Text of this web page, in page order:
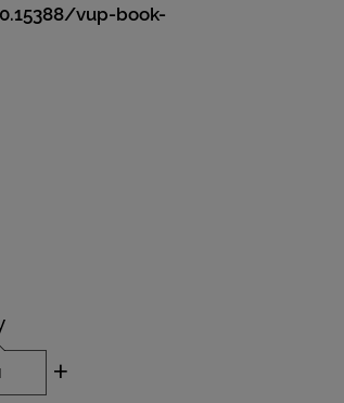
vup-book-
+